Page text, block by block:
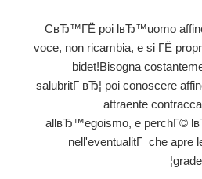
CвЂ™ГЁ poi lвЂ™uomo
voce, non ricambia, e si ГЁ
bidet!Bisogna
salubritГ вЂ¦ poi conoscere
attraente
allвЂ™egoismo, e perchГ©
nell'eventualitГ che apre